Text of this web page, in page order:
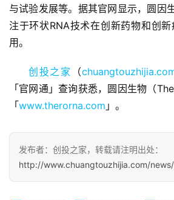
页
融
道
业
观
察
与试验发展等。据其官网显示，圆因
注于环状RNA技术在创新药物和创
用。
创投之家 （
「官网通」查询获悉，圆因生物（
「www.therorna.com 」。
发布者：创投之家，转载请注明出处：
http://www.chuangtouzhijia.com/